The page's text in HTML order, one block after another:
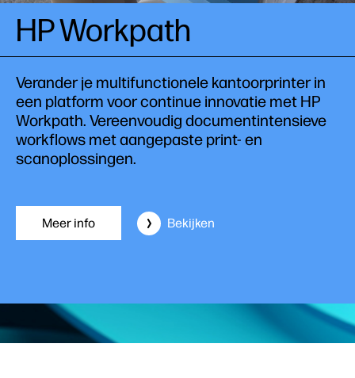
HP Workpath
Verander je multifunctionele kantoorprinter in
een platform voor continue innovatie met HP
Workpath. Vereenvoudig documentintensieve
workflows met aangepaste print- en
scanoplossingen.
Meer info Bekijken